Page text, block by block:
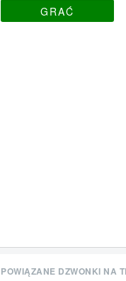
GRAĆ
POWIĄZANE DZWONKI NA